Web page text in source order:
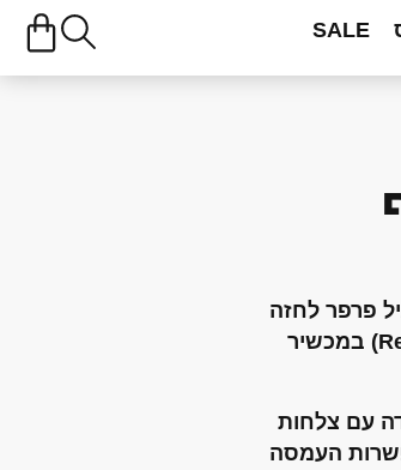
SALE
פרפר לחזה
(Pec Fly) לתרגיל הרחקת כתפיים (Reverse Delt) במכשיר
עם צלחות
העמסה